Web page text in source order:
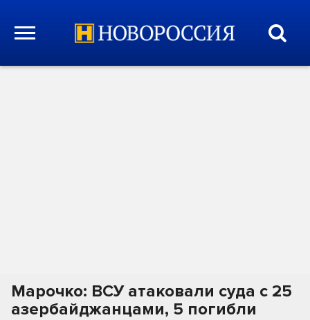
Марочко: ВСУ атаковали суда с 25
азербайджанцами, 5 погибли